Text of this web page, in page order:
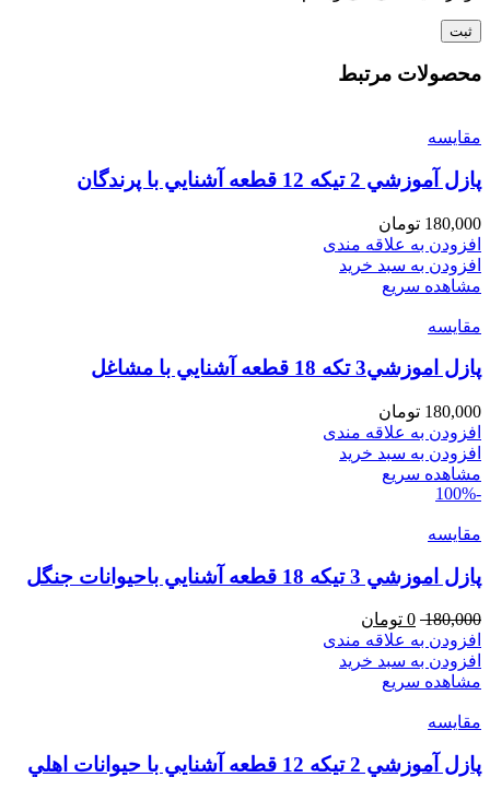
محصولات مرتبط
مقایسه
پازل آموزشي 2 تيكه 12 قطعه آشنايي با پرندگان
180,000 تومان
افزودن به علاقه مندی
افزودن به سبد خرید
مشاهده سریع
مقایسه
پازل اموزشي3 تكه 18 قطعه آشنايي با مشاغل
180,000 تومان
افزودن به علاقه مندی
افزودن به سبد خرید
مشاهده سریع
-100%
مقایسه
پازل اموزشي 3 تيكه 18 قطعه آشنايي باحيوانات جنگل
180,000
0 تومان
افزودن به علاقه مندی
افزودن به سبد خرید
مشاهده سریع
مقایسه
پازل آموزشي 2 تيكه 12 قطعه آشنايي با حيوانات اهلي